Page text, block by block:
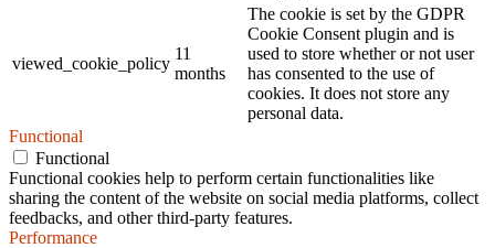
viewed_cookie_policy
11
months
The cookie is set by the GDPR
Cookie Consent plugin and is
used to store whether or not user
has consented to the use of
cookies. It does not store any
personal data.
Functional
Functional
Functional cookies help to perform certain functionalities like
sharing the content of the website on social media platforms, collect
feedbacks, and other third-party features.
Performance